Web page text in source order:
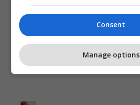
Dimri Rrobat Anglia
Consent
Manage options